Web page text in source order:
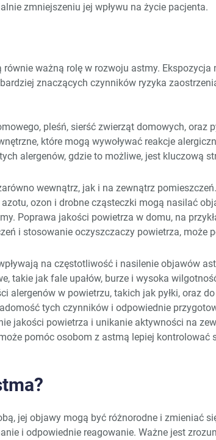
zmniejszeniu jej wpływu na życie pacjenta.
ważną rolę w rozwoju astmy. Ekspozycja
znaczących czynników ryzyka
pleśń, sierść zwierząt domowych, oraz
które mogą wywoływać reakcje
alergenów, gdzie to możliwe, jest kluczową
wewnątrz, jak i na zewnątrz
ozon i drobne cząsteczki mogą nasilać
Poprawa jakości powietrza w domu, na
i stosowanie oczyszczaczy powietrza, może
na częstotliwość i nasilenie objawów
takie jak fale upałów, burze i wysoka
alergenów w powietrzu, takich jak pyłki, oraz
tych czynników i odpowiednie
jakości powietrza i unikanie aktywności na
pomóc osobom z astmą lepiej kontrolować
jej objawy mogą być różnorodne i zmieniać
i odpowiednie reagowanie. Ważne jest